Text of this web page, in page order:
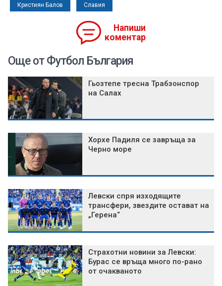
Кристиян Балов Славия
Напиши
коментар
Още от Футбол България
Гьозтепе тресна Трабзонспор
на Салах
Хорхе Падиля се завръща за
Черно море
Левски спря изходящите
трансфери, звездите остават на
„Герена“
Страхотни новини за Левски:
Бурас се връща много по-рано
от очакваното